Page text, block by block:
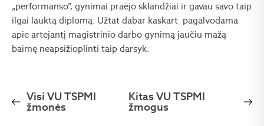
„performanso”, gynimai praėjo sklandžiai ir gavau savo taip
ilgai lauktą diplomą. Užtat dabar kaskart pagalvodama
apie artėjantį magistrinio darbo gynimą jaučiu mažą
baimę neapsižioplinti taip darsyk.
Visi VU TSPMI
žmonės
Kitas VU TSPMI
žmogus